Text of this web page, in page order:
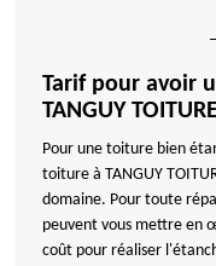
Tarif pour avoir
TANGUY
Pour une toiture bien
toiture à TANGUY
domaine. Pour toute
peuvent vous mettre en
coût pour réaliser